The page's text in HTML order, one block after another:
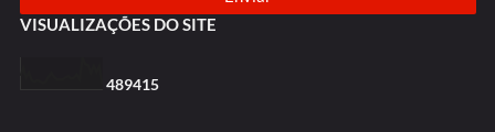
VISUALIZAÇÕES DO SITE
489415